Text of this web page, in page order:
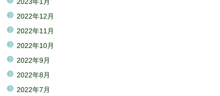
2022年12月
2022年11月
2022年10月
2022年9月
2022年8月
2022年7月